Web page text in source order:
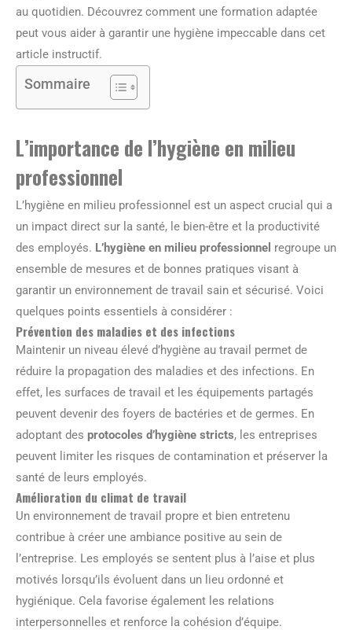
au quotidien. Découvrez comment une formation adaptée
peut vous aider à garantir une hygiène impeccable dans cet
article instructif.
Sommaire
L’importance de l’hygiène en milieu
professionnel
L’hygiène en milieu professionnel est un aspect crucial qui a
un impact direct sur la santé, le bien-être et la productivité
des employés. L’hygiène en milieu professionnel regroupe un
ensemble de mesures et de bonnes pratiques visant à
garantir un environnement de travail sain et sécurisé. Voici
quelques points essentiels à considérer :
Prévention des maladies et des infections
Maintenir un niveau élevé d’hygiène au travail permet de
réduire la propagation des maladies et des infections. En
effet, les surfaces de travail et les équipements partagés
peuvent devenir des foyers de bactéries et de germes. En
adoptant des protocoles d’hygiène stricts, les entreprises
peuvent limiter les risques de contamination et préserver la
santé de leurs employés.
Amélioration du climat de travail
Un environnement de travail propre et bien entretenu
contribue à créer une ambiance positive au sein de
l’entreprise. Les employés se sentent plus à l’aise et plus
motivés lorsqu’ils évoluent dans un lieu ordonné et
hygiénique. Cela favorise également les relations
interpersonnelles et renforce la cohésion d’équipe.